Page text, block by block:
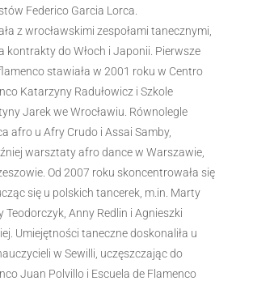
Federico Garcia Lorca.
z wrocławskimi zespołami tanecznymi,
kontrakty do Włoch i Japonii. Pierwsze
stawiała w 2001 roku w Centro
Katarzyny Radułowicz i Szkole
Jarek we Wrocławiu. Równolegle
afro u Afry Crudo i Assai Samby,
warsztaty afro dance w Warszawie,
Od 2007 roku skoncentrowała się
się u polskich tancerek, m.in. Marty
Teodorczyk, Anny Redlin i Agnieszki
Umiejętności taneczne doskonaliła u
w Sewilli, uczęszczając do
Juan Polvillo i Escuela de Flamenco